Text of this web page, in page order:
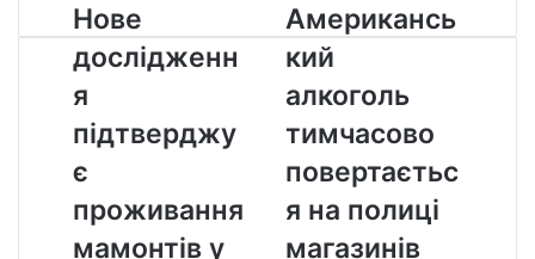
Нове
дослідження
підтверджує
проживання
мамонтів
у
Нове
дослідженн
я
підтверджу
є
проживання
мамонтів у
Американський
алкоголь
тимчасово
повертається
на
полиці
Нової
Шотландії
Американсь
кий
алкоголь
тимчасово
повертаєтьс
я на полиці
магазинів